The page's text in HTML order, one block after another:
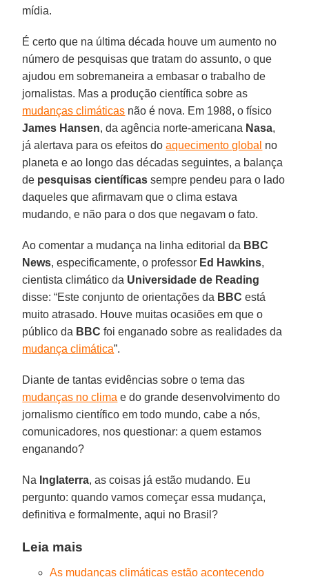
mídia.
É certo que na última década houve um aumento no
número de pesquisas que tratam do assunto, o que
ajudou em sobremaneira a embasar o trabalho de
jornalistas. Mas a produção científica sobre as
mudanças climáticas não é nova. Em 1988, o físico
James Hansen, da agência norte-americana Nasa,
já alertava para os efeitos doaquecimento global no
planeta e ao longo das décadas seguintes, a balança
de pesquisas científicas sempre pendeu para o lado
daqueles que afirmavam que o clima estava
mudando, e não para o dos que negavam o fato.
Ao comentar a mudança na linha editorial da BBC
News, especificamente, o professor Ed Hawkins,
cientista climático da Universidade de Reading
disse: “Este conjunto de orientações da BBC está
muito atrasado. Houve muitas ocasiões em que o
público da BBC foi enganado sobre as realidades da
mudança climática”.
Diante de tantas evidências sobre o tema das
mudanças no clima e do grande desenvolvimento do
jornalismo científico em todo mundo, cabe a nós,
comunicadores, nos questionar: a quem estamos
enganando?
Na Inglaterra, as coisas já estão mudando. Eu
pergunto: quando vamos começar essa mudança,
definitiva e formalmente, aqui no Brasil?
Leia mais
As mudanças climáticas estão acontecendo